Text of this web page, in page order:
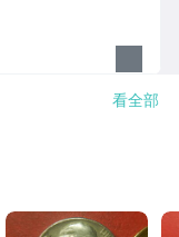
看全部